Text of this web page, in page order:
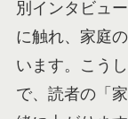
別インタビュ
に触れ、家庭
います。こう
で、読者の「